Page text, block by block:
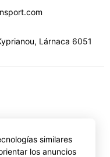
, Lárnaca 6051
similares
los anuncios